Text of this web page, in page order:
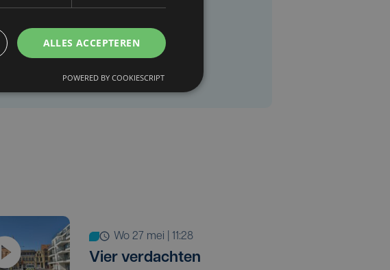
in dit artikel?
wo 27 mei | 11:28
Vier verdachten
ALLES ACCEPTEREN
POWERED BY COOKIESCRIPT